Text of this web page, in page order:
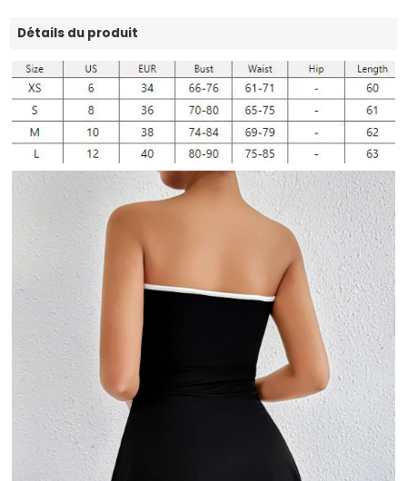
Détails du produit